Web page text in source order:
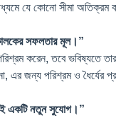
যে কোনো সীমা অতিক্রম
সফলতার মূল।”
করেন, তবে ভবিষ্যতে
এর জন্য পরিশ্রম ও ধৈর্যের
একটি নতুন সুযোগ।”